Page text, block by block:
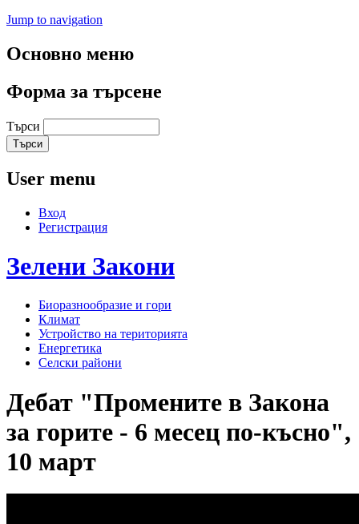
Jump to navigation
Основно меню
Форма за търсене
Търси
User menu
Вход
Регистрация
Зелени Закони
Биоразнообразие и гори
Климат
Устройство на територията
Енергетика
Селски райони
Дебат "Промените в Закона
за горите - 6 месец по-късно",
10 март